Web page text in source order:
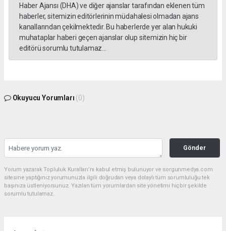
Haber Ajansı (DHA) ve diğer ajanslar tarafından eklenen tüm
haberler, sitemizin editörlerinin müdahalesi olmadan ajans
kanallarından çekilmektedir. Bu haberlerde yer alan hukuki
muhataplar haberi geçen ajanslar olup sitemizin hiç bir
editörü sorumlu tutulamaz...
Okuyucu Yorumları (0)
Gönder
Yorum yazarak Topluluk Kuralları’nı kabul etmiş bulunuyor ve sorgunmedya.com
sitesine yaptığınız yorumunuzla ilgili doğrudan veya dolaylı tüm sorumluluğu tek
başınıza üstleniyorsunuz. Yazılan tüm yorumlardan site yönetimi hiçbir şekilde
sorumlu tutulamaz.